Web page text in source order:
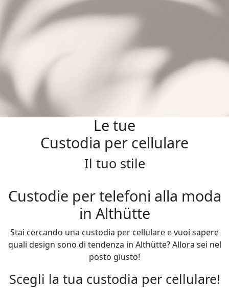
Le tue
Custodia per cellulare
Il tuo stile
Custodie per telefoni alla moda
in Althütte
Stai cercando una custodia per cellulare e vuoi sapere
quali design sono di tendenza in Althütte? Allora sei nel
posto giusto!
Scegli la tua custodia per cellulare!